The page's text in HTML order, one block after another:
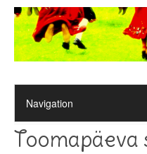
Toomapäeva